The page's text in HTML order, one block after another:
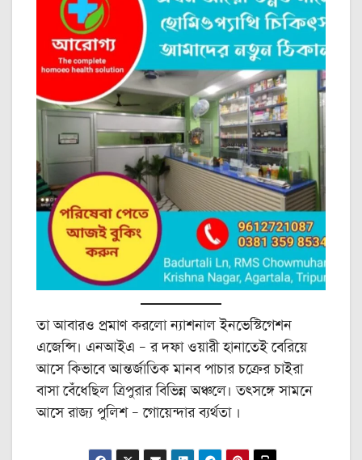
তা আবারও প্রমাণ করলো ন্যাশনাল ইনভেস্টিগেশন
এজেন্সি। এনআইএ – র দফা ওয়ারী হানাতেই বেরিয়ে
আসে কিভাবে আন্তর্জাতিক মানব পাচার চক্রের চাইরা
বাসা বেঁধেছিল ত্রিপুরার বিভিন্ন অঞ্চলে। তৎসঙ্গে সামনে
আসে রাজ্য পুলিশ – গোয়েন্দার ব্যর্থতা ।